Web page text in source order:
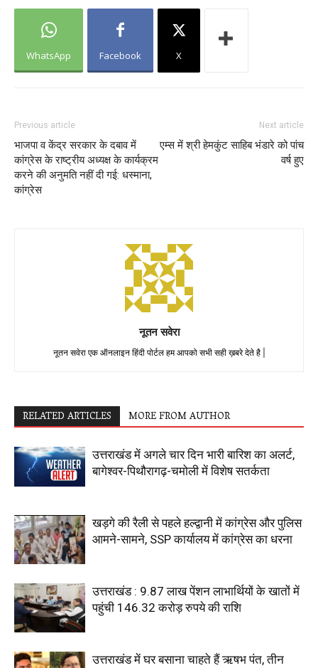
WhatsApp Facebook X
Previous article
भाजपा व केंद्र सरकार के दबाव में
कांग्रेस के राष्ट्रीय अध्यक्ष के कार्यक्रम
करने की अनुमति नहीं दी गई: धस्माना,
कांग्रेस
Next article
एम्स में श्री हेमकुंट साहिब भंडारे को पांच
वर्ष हुए
नूतन सवेरा
नूतन सवेरा एक ऑनलाइन हिंदी पोर्टल हम आपको सभी सही ख़बरे देते है |
RELATED ARTICLES MORE FROM AUTHOR
उत्तराखंड में अगले चार दिन भारी बारिश का अलर्ट,
बागेश्वर-पिथौरागढ़-चमोली में विशेष सतर्कता
खड़गे की रैली से पहले हल्द्वानी में कांग्रेस और पुलिस
आमने-सामने, SSP कार्यालय में कांग्रेस का धरना
उत्तराखंड : 9.87 लाख पेंशन लाभार्थियों के खातों में
पहुंची 146.32 करोड़ रुपये की राशि
उत्तराखंड में घर बसाना चाहते हैं ऋषभ पंत, तीन